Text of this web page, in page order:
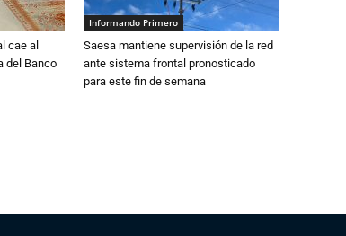
cae al
del Banco
Informando Primero
Saesa mantiene supervisión de la red
ante sistema frontal pronosticado
para este fin de semana